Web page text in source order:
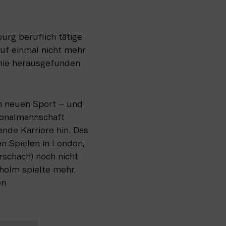
beruflich tätige
einmal nicht mehr
herausgefunden
neuen Sport – und
Karriere hin. Das
Spielen in London,
noch nicht
spielte mehr,